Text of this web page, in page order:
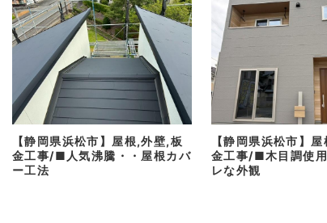
【静岡県浜松市】屋根,外壁,板
金工事/■人気沸騰・・屋根カバ
ー工法
【静岡県浜松市】
金工事/■木目調使
レな外観